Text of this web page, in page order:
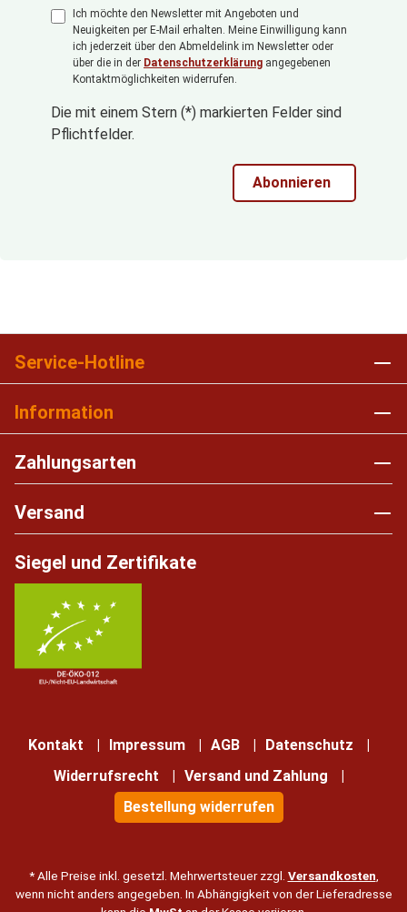
Ich möchte den Newsletter mit Angeboten und
Neuigkeiten per E-Mail erhalten. Meine Einwilligung kann
ich jederzeit über den Abmeldelink im Newsletter oder
über die in der Datenschutzerklärung angegebenen
Kontaktmöglichkeiten widerrufen.
Die mit einem Stern (*) markierten Felder sind
Pflichtfelder.
Abonnieren
Service-Hotline
Information
Zahlungsarten
Versand
Siegel und Zertifikate
Kontakt Impressum AGB
Datenschutz
Widerrufsrecht
Versand und Zahlung
Bestellung widerrufen
* Alle Preise inkl. gesetzl. Mehrwertsteuer zzgl. Versandkosten
wenn nicht anders angegeben. In Abhängigkeit von der Lieferadresse